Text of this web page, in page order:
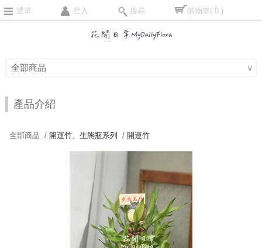
選單 登入 搜尋 購物車( 0 )
全部商品 ∨
產品介紹
全部商品 /開運竹、生態瓶系列 /開運竹